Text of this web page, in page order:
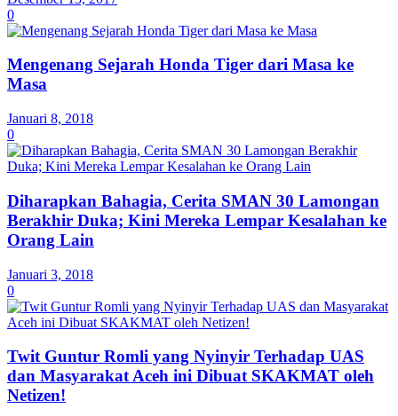
0
Mengenang Sejarah Honda Tiger dari Masa ke
Masa
Januari 8, 2018
0
Diharapkan Bahagia, Cerita SMAN 30 Lamongan
Berakhir Duka; Kini Mereka Lempar Kesalahan ke
Orang Lain
Januari 3, 2018
0
Twit Guntur Romli yang Nyinyir Terhadap UAS
dan Masyarakat Aceh ini Dibuat SKAKMAT oleh
Netizen!